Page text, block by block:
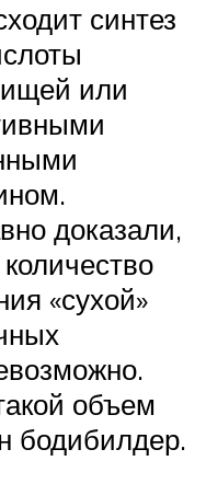
синтез
или
доказали,
«сухой»
объем
бодибилдер.